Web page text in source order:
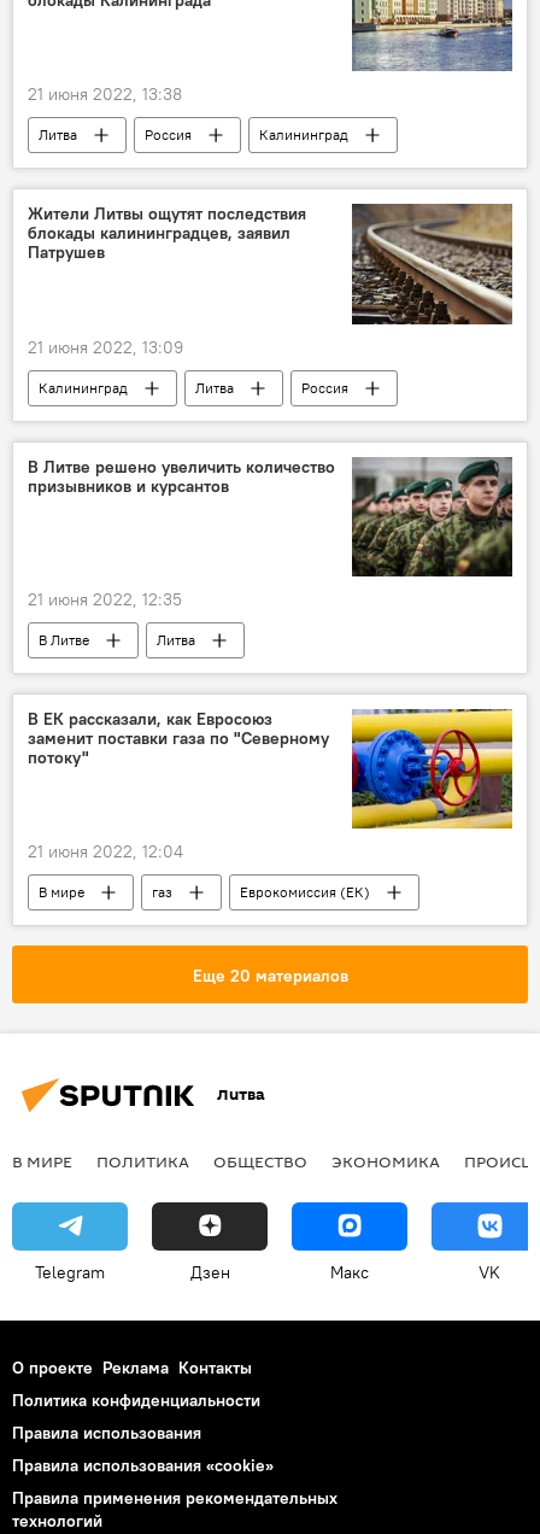
21 июня 2022, 13:38
Литва Россия
Калининград
посол
Евросоюз (ЕС)
Политика
политические отношения
Жители Литвы ощутят последствия
блокады калининградцев, заявил
Патрушев
21 июня 2022, 13:09
Калининград Литва
Россия
импорт
В России
В Литве решено увеличить количество
призывников и курсантов
21 июня 2022, 12:35
В Литве
Литва
Минобороны Литвы
призывник
армия Литвы
В ЕК рассказали, как Евросоюз
заменит поставки газа по "Северному
потоку"
21 июня 2022, 12:04
В мире газ
Еврокомиссия (ЕК)
Евросоюз (ЕС)
Северный поток
Еще 20 материалов
Литва
В МИРЕ ПОЛИТИКА ОБЩЕСТВО ЭКОНОМИКА
Telegram Дзен Макс VK
О проекте Реклама Контакты
Политика конфиденциальности
Правила использования
Правила использования «cookie»
Правила применения рекомендательных
технологий